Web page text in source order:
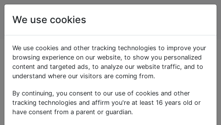
Körperliche
Fitness
Als «weightlifting»
getaggte Fragen
Krafttraining mit Langhanteln, Kurzhanteln, Kettlebells
We use cookies
We use cookies and other tracking technologies to improve your
browsing experience on our website, to show you personalized
content and targeted ads, to analyze our website traffic, and to
understand where our visitors are coming from.
By continuing, you consent to our use of cookies and other
tracking technologies and affirm you're at least 16 years old or
have consent from a parent or guardian.